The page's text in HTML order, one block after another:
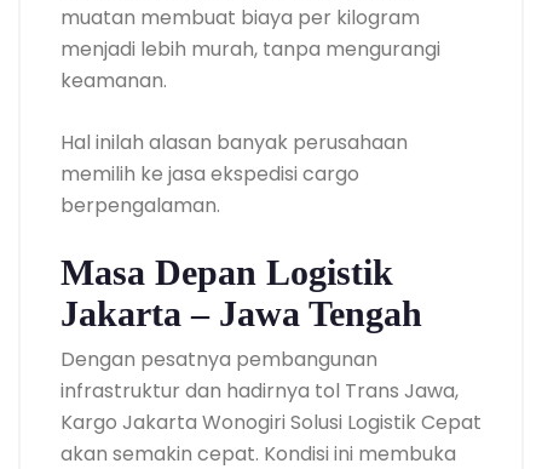
muatan membuat biaya per kilogram
menjadi lebih murah, tanpa mengurangi
keamanan.
Hal inilah alasan banyak perusahaan
memilih ke jasa ekspedisi cargo
berpengalaman.
Masa Depan Logistik
Jakarta – Jawa Tengah
Dengan pesatnya pembangunan
infrastruktur dan hadirnya tol Trans Jawa,
Kargo Jakarta Wonogiri Solusi Logistik Cepat
akan semakin cepat. Kondisi ini membuka